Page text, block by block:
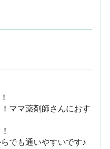
ママ薬剤師さんにおす
でも通いやすいです♪